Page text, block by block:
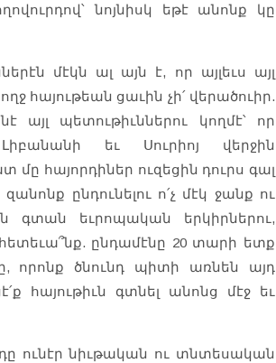
նոյնիսկ եթէ անոնք կը
մէկն ալ այն է, որ այլեւս այլ
հայութեան ցաւին չի՛ վերածուիր.
պետութիւններու կողմէ՝ որ
եւ Սուրիոյ վերջին
մը հայորդիներ ուզեցին դուրս գալ
ընդունելու ո՛չ մէկ ջանք ու
եւրոպական երկիրներու,
ընդամէնը 20 տարի ետք
որոնք ծնունդ պիտի առնեն այդ
հայութիւն գտնել անոնց մէջ եւ
ունէր նիւթական ու տնտեսական